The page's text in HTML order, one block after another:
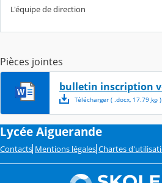
L'équipe de direction
Pièces jointes
bulletin inscription
Télécharger( .docx, 17.79 ko)
Lycée Aiguerande
Contacts Mentions légales Chartes